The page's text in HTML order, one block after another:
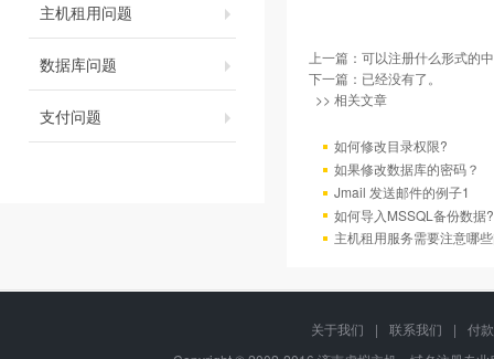
主机租用问题
数据库问题
支付问题
上一篇： 可以注册什么形式的
下一篇：已经没有了。
>> 相关文章
如何修改目录权限?
如果修改数据库的密码？
Jmail 发送邮件的例子1
如何导入MSSQL备份数据
主机租用服务需要注意哪
关于我们 | 联系我们 |
付